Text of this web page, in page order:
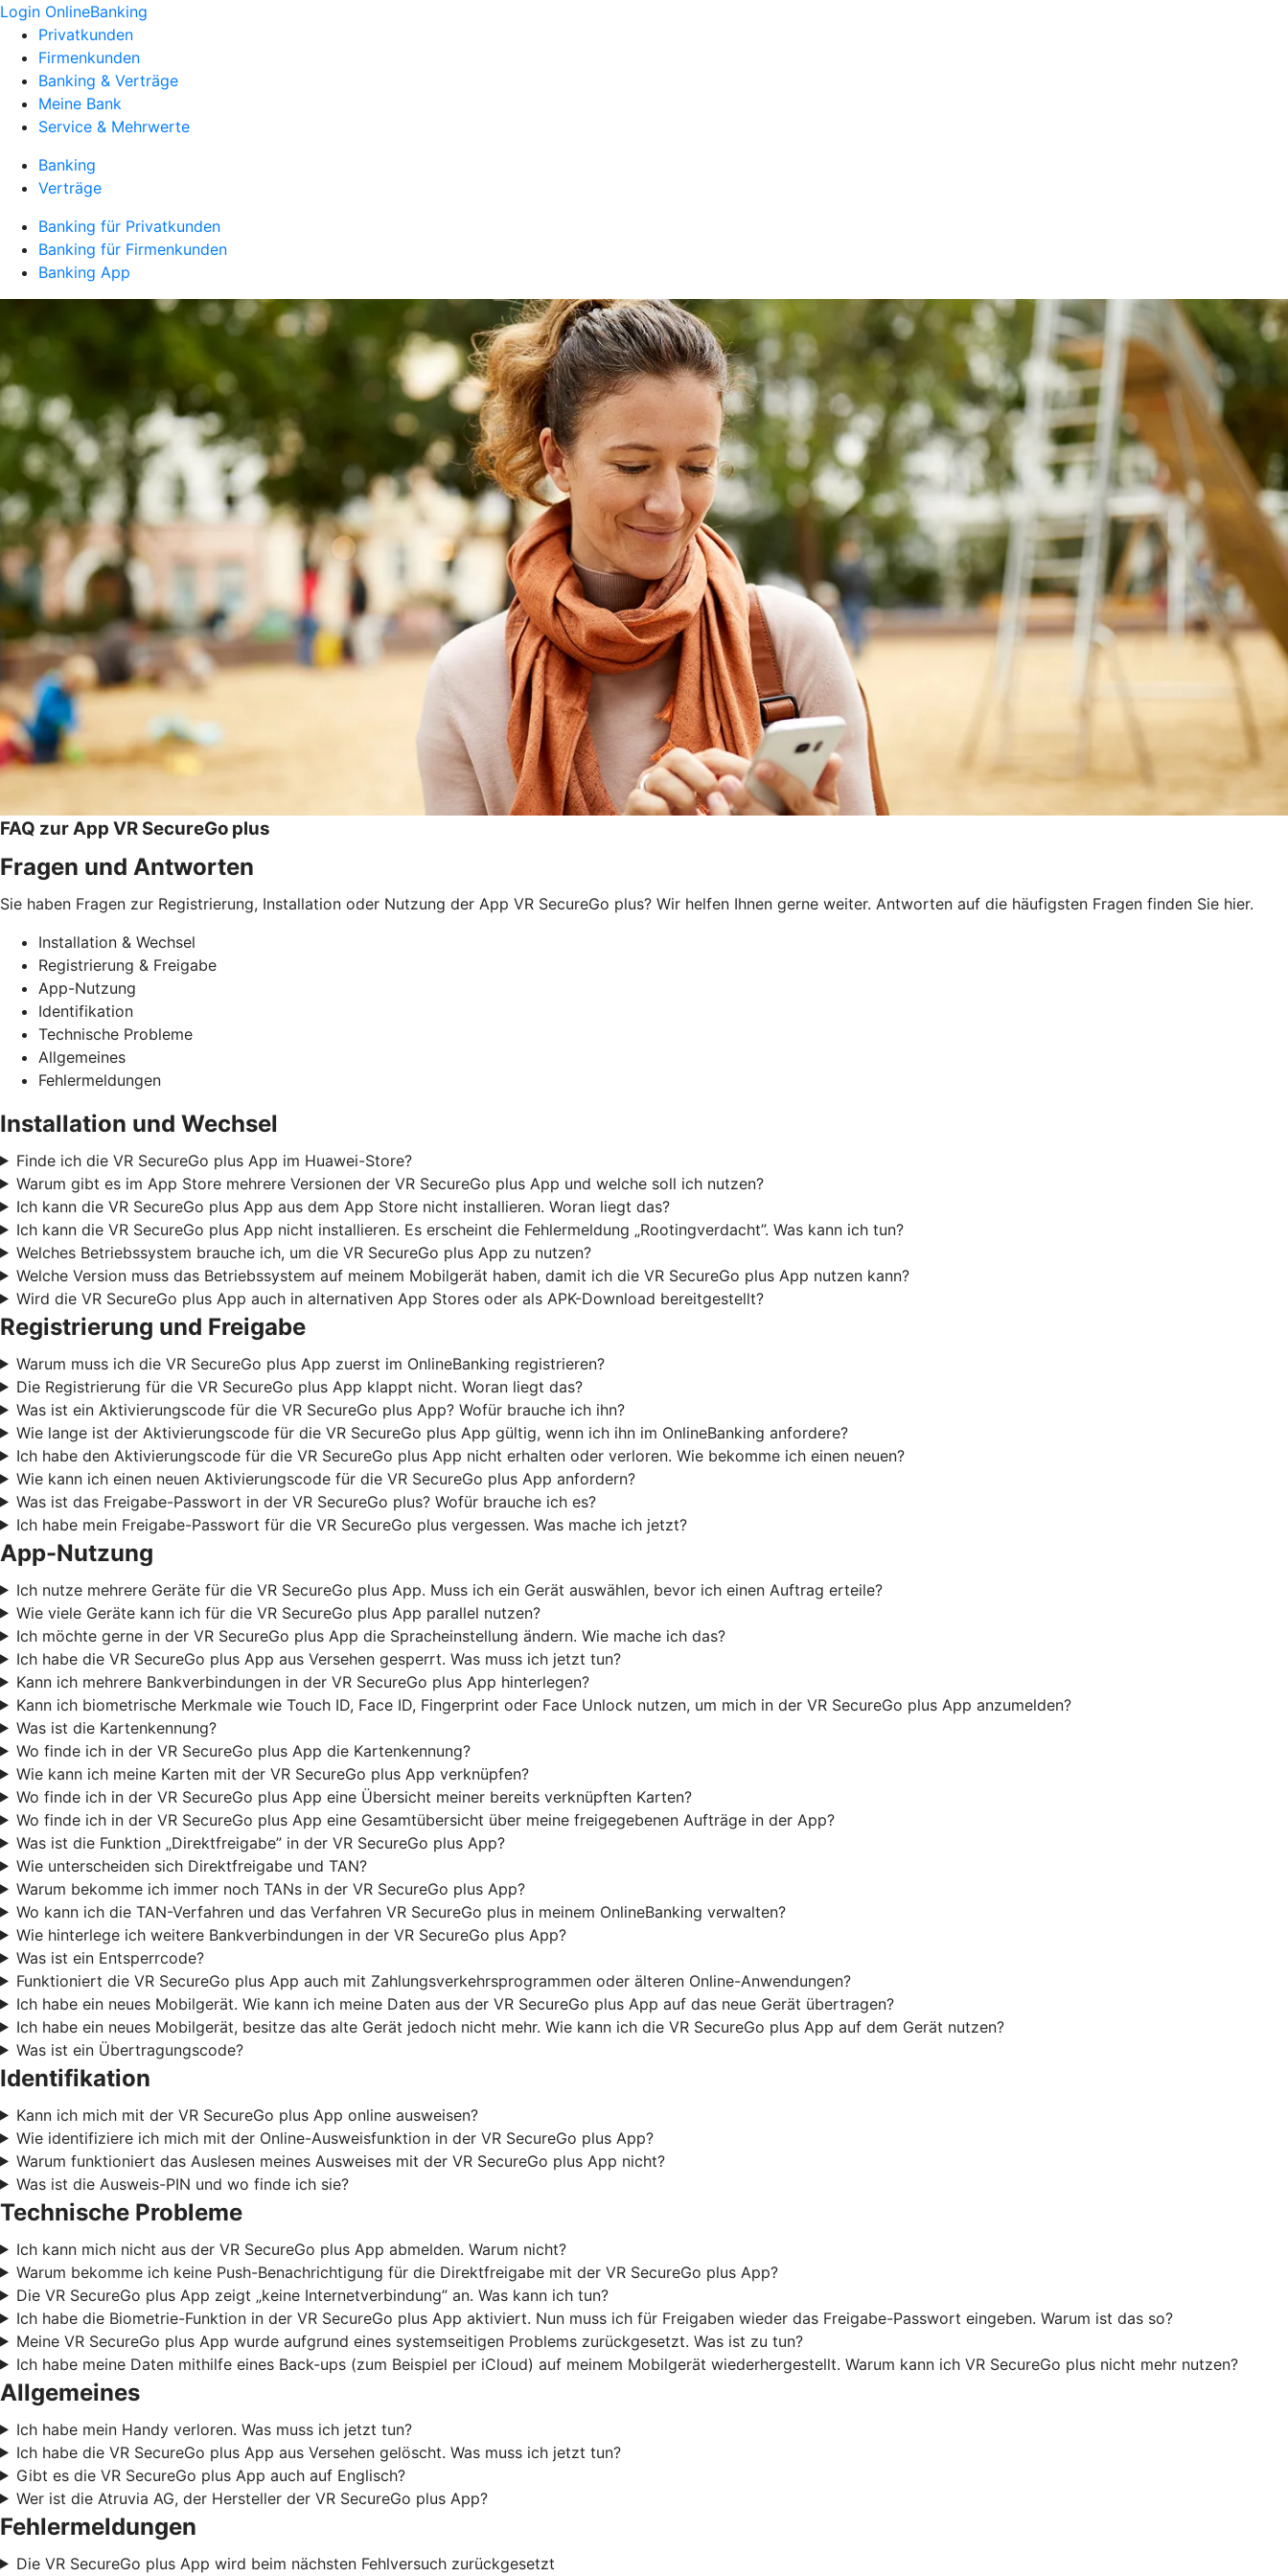
Login OnlineBanking
Privatkunden
Firmenkunden
Banking & Verträge
Meine Bank
Service & Mehrwerte
Banking
Verträge
Banking für Privatkunden
Banking für Firmenkunden
Banking App
FAQ zur App VR SecureGo plus
Fragen und Antworten
Sie haben Fragen zur Registrierung, Installation oder Nutzung der App VR SecureGo plus? Wir helfen Ihnen gerne weiter. Antworten auf die häufigsten Fragen finden Sie hier.
Installation & Wechsel
Registrierung & Freigabe
App-Nutzung
Identifikation
Technische Probleme
Allgemeines
Fehlermeldungen
Installation und Wechsel
Finde ich die VR SecureGo plus App im Huawei-Store?
Warum gibt es im App Store mehrere Versionen der VR SecureGo plus App und welche soll ich nutzen?
Ich kann die VR SecureGo plus App aus dem App Store nicht installieren. Woran liegt das?
Ich kann die VR SecureGo plus App nicht installieren. Es erscheint die Fehlermeldung „Rootingverdacht”. Was kann ich tun?
Welches Betriebssystem brauche ich, um die VR SecureGo plus App zu nutzen?
Welche Version muss das Betriebssystem auf meinem Mobilgerät haben, damit ich die VR SecureGo plus App nutzen kann?
Wird die VR SecureGo plus App auch in alternativen App Stores oder als APK-Download bereitgestellt?
Registrierung und Freigabe
Warum muss ich die VR SecureGo plus App zuerst im OnlineBanking registrieren?
Die Registrierung für die VR SecureGo plus App klappt nicht. Woran liegt das?
Was ist ein Aktivierungscode für die VR SecureGo plus App? Wofür brauche ich ihn?
Wie lange ist der Aktivierungscode für die VR SecureGo plus App gültig, wenn ich ihn im OnlineBanking anfordere?
Ich habe den Aktivierungscode für die VR SecureGo plus App nicht erhalten oder verloren. Wie bekomme ich einen neuen?
Wie kann ich einen neuen Aktivierungscode für die VR SecureGo plus App anfordern?
Was ist das Freigabe-Passwort in der VR SecureGo plus? Wofür brauche ich es?
Ich habe mein Freigabe-Passwort für die VR SecureGo plus vergessen. Was mache ich jetzt?
App-Nutzung
Ich nutze mehrere Geräte für die VR SecureGo plus App. Muss ich ein Gerät auswählen, bevor ich einen Auftrag erteile?
Wie viele Geräte kann ich für die VR SecureGo plus App parallel nutzen?
Ich möchte gerne in der VR SecureGo plus App die Spracheinstellung ändern. Wie mache ich das?
Ich habe die VR SecureGo plus App aus Versehen gesperrt. Was muss ich jetzt tun?
Kann ich mehrere Bankverbindungen in der VR SecureGo plus App hinterlegen?
Kann ich biometrische Merkmale wie Touch ID, Face ID, Fingerprint oder Face Unlock nutzen, um mich in der VR SecureGo plus App anzumelden?
Was ist die Kartenkennung?
Wo finde ich in der VR SecureGo plus App die Kartenkennung?
Wie kann ich meine Karten mit der VR SecureGo plus App verknüpfen?
Wo finde ich in der VR SecureGo plus App eine Übersicht meiner bereits verknüpften Karten?
Wo finde ich in der VR SecureGo plus App eine Gesamtübersicht über meine freigegebenen Aufträge in der App?
Was ist die Funktion „Direktfreigabe” in der VR SecureGo plus App?
Wie unterscheiden sich Direktfreigabe und TAN?
Warum bekomme ich immer noch TANs in der VR SecureGo plus App?
Wo kann ich die TAN-Verfahren und das Verfahren VR SecureGo plus in meinem OnlineBanking verwalten?
Wie hinterlege ich weitere Bankverbindungen in der VR SecureGo plus App?
Was ist ein Entsperrcode?
Funktioniert die VR SecureGo plus App auch mit Zahlungsverkehrsprogrammen oder älteren Online-Anwendungen?
Ich habe ein neues Mobilgerät. Wie kann ich meine Daten aus der VR SecureGo plus App auf das neue Gerät übertragen?
Ich habe ein neues Mobilgerät, besitze das alte Gerät jedoch nicht mehr. Wie kann ich die VR SecureGo plus App auf dem Gerät nutzen?
Was ist ein Übertragungscode?
Identifikation
Kann ich mich mit der VR SecureGo plus App online ausweisen?
Wie identifiziere ich mich mit der Online-Ausweisfunktion in der VR SecureGo plus App?
Warum funktioniert das Auslesen meines Ausweises mit der VR SecureGo plus App nicht?
Was ist die Ausweis-PIN und wo finde ich sie?
Technische Probleme
Ich kann mich nicht aus der VR SecureGo plus App abmelden. Warum nicht?
Warum bekomme ich keine Push-Benachrichtigung für die Direktfreigabe mit der VR SecureGo plus App?
Die VR SecureGo plus App zeigt „keine Internetverbindung” an. Was kann ich tun?
Ich habe die Biometrie-Funktion in der VR SecureGo plus App aktiviert. Nun muss ich für Freigaben wieder das Freigabe-Passwort eingeben. Warum ist das so?
Meine VR SecureGo plus App wurde aufgrund eines systemseitigen Problems zurückgesetzt. Was ist zu tun?
Ich habe meine Daten mithilfe eines Back-ups (zum Beispiel per iCloud) auf meinem Mobilgerät wiederhergestellt. Warum kann ich VR SecureGo plus nicht mehr nutzen?
Allgemeines
Ich habe mein Handy verloren. Was muss ich jetzt tun?
Ich habe die VR SecureGo plus App aus Versehen gelöscht. Was muss ich jetzt tun?
Gibt es die VR SecureGo plus App auch auf Englisch?
Wer ist die Atruvia AG, der Hersteller der VR SecureGo plus App?
Fehlermeldungen
Die VR SecureGo plus App wird beim nächsten Fehlversuch zurückgesetzt